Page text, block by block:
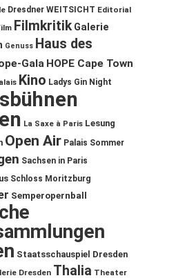
Dresdner WEITSICHT Editorial
Filmkritik Galerie
Genuss Haus des
Gala HOPE Cape Town
Kino Ladys Gin Night
La Saxe à Paris Lesung
Open Air Palais Sommer
Sachsen in Paris
Schloss Moritzburg
Semperopernball
Staatsschauspiel Dresden
Dresden Thalia Theater